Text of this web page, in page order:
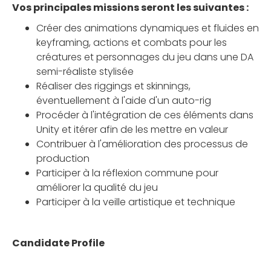
Vos principales missions seront les suivantes :
Créer des animations dynamiques et fluides en
keyframing, actions et combats pour les
créatures et personnages du jeu dans une DA
semi-réaliste stylisée
Réaliser des riggings et skinnings,
éventuellement à l'aide d'un auto-rig
Procéder à l'intégration de ces éléments dans
Unity et itérer afin de les mettre en valeur
Contribuer à l'amélioration des processus de
production
Participer à la réflexion commune pour
améliorer la qualité du jeu
Participer à la veille artistique et technique
Candidate Profile